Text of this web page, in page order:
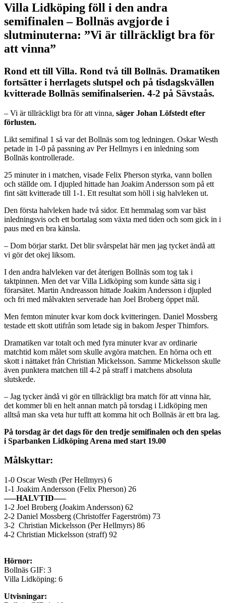
Villa Lidköping föll i den andra
semifinalen – Bollnäs avgjorde i
slutminuterna: ”Vi är tillräckligt bra för
att vinna”
Rond ett till Villa. Rond två till Bollnäs. Dramatiken
fortsätter i herrlagets slutspel och på tisdagskvällen
kvitterade Bollnäs semifinalserien. 4-2 på Sävstaås.
– Vi är tillräckligt bra för att vinna, säger Johan Löfstedt efter
förlusten.
Likt semifinal 1 så var det Bollnäs som tog ledningen. Oskar Westh
petade in 1-0 på passning av Per Hellmyrs i en inledning som
Bollnäs kontrollerade.
25 minuter in i matchen, visade Felix Pherson styrka, vann bollen
och ställde om. I djupled hittade han Joakim Andersson som på ett
fint sätt kvitterade till 1-1. Ett resultat som höll i sig halvleken ut.
Den första halvleken hade två sidor. Ett hemmalag som var bäst
inledningsvis och ett bortalag som växta med tiden och som gick in i
paus med en bra känsla.
– Dom börjar starkt. Det blir svårspelat här men jag tycket ändå att
vi gör det okej liksom.
I den andra halvleken var det återigen Bollnäs som tog tak i
taktpinnen. Men det var Villa Lidköping som kunde sätta sig i
förarsätet. Martin Andreasson hittade Joakim Andersson i djupled
och fri med målvakten serverade han Joel Broberg öppet mål.
Men femton minuter kvar kom dock kvitteringen. Daniel Mossberg
testade ett skott utifrån som letade sig in bakom Jesper Thimfors.
Dramatiken var totalt och med fyra minuter kvar av ordinarie
matchtid kom målet som skulle avgöra matchen. En hörna och ett
skott i nättaket från Christian Mickelsson. Samme Mickelsson skulle
även punktera matchen till 4-2 på straff i matchens absoluta
slutskede.
– Jag tycker ändå vi gör en tillräckligt bra match för att vinna här,
det kommer bli en helt annan match på torsdag i Lidköping men
alltså man ska veta hur tufft att komma hit och Bollnäs är ett bra lag.
På torsdag är det dags för den tredje semifinalen och den spelas
i Sparbanken Lidköping Arena med start 19.00
Målskyttar:
1-0 Oscar Westh (Per Hellmyrs) 6
1-1 Joakim Andersson (Felix Pherson) 26
—–HALVTID—–
1-2 Joel Broberg (Joakim Andersson) 62
2-2 Daniel Mossberg (Christoffer Fagerström) 73
3-2 Christian Mickelsson (Per Hellmyrs) 86
4-2 Christian Mickelsson (straff) 92
Hörnor:
Bollnäs GIF: 3
Villa Lidköping: 6
Utvisningar: